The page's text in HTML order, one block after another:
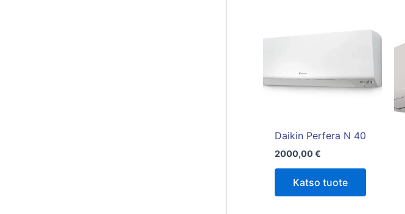
Daikin Perfera N 40
2000,00€
Katso tuote